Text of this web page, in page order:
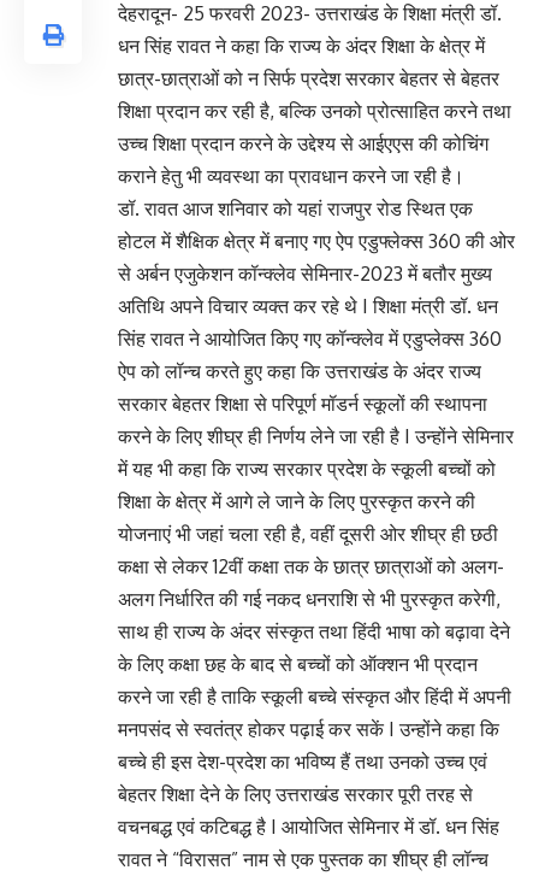
देहरादून- 25 फरवरी 2023- उत्तराखंड के शिक्षा मंत्री डॉ.
धन सिंह रावत ने कहा कि राज्य के अंदर शिक्षा के क्षेत्र में
छात्र-छात्राओं को न सिर्फ प्रदेश सरकार बेहतर से बेहतर
शिक्षा प्रदान कर रही है, बल्कि उनको प्रोत्साहित करने तथा
उच्च शिक्षा प्रदान करने के उद्देश्य से आईएएस की कोचिंग
कराने हेतु भी व्यवस्था का प्रावधान करने जा रही है।
डॉ. रावत आज शनिवार को यहां राजपुर रोड स्थित एक
होटल में शैक्षिक क्षेत्र में बनाए गए ऐप एडुफ्लेक्स 360 की ओर
से अर्बन एजुकेशन कॉन्क्लेव सेमिनार-2023 में बतौर मुख्य
अतिथि अपने विचार व्यक्त कर रहे थे I शिक्षा मंत्री डॉ. धन
सिंह रावत ने आयोजित किए गए कॉन्क्लेव में एडुप्लेक्स 360
ऐप को लॉन्च करते हुए कहा कि उत्तराखंड के अंदर राज्य
सरकार बेहतर शिक्षा से परिपूर्ण मॉडर्न स्कूलों की स्थापना
करने के लिए शीघ्र ही निर्णय लेने जा रही है I उन्होंने सेमिनार
में यह भी कहा कि राज्य सरकार प्रदेश के स्कूली बच्चों को
शिक्षा के क्षेत्र में आगे ले जाने के लिए पुरस्कृत करने की
योजनाएं भी जहां चला रही है, वहीं दूसरी ओर शीघ्र ही छठी
कक्षा से लेकर 12वीं कक्षा तक के छात्र छात्राओं को अलग-
अलग निर्धारित की गई नकद धनराशि से भी पुरस्कृत करेगी,
साथ ही राज्य के अंदर संस्कृत तथा हिंदी भाषा को बढ़ावा देने
के लिए कक्षा छह के बाद से बच्चों को ऑक्शन भी प्रदान
करने जा रही है ताकि स्कूली बच्चे संस्कृत और हिंदी में अपनी
मनपसंद से स्वतंत्र होकर पढ़ाई कर सकें I उन्होंने कहा कि
बच्चे ही इस देश-प्रदेश का भविष्य हैं तथा उनको उच्च एवं
बेहतर शिक्षा देने के लिए उत्तराखंड सरकार पूरी तरह से
वचनबद्ध एवं कटिबद्ध है I आयोजित सेमिनार में डॉ. धन सिंह
रावत ने “विरासत” नाम से एक पुस्तक का शीघ्र ही लॉन्च